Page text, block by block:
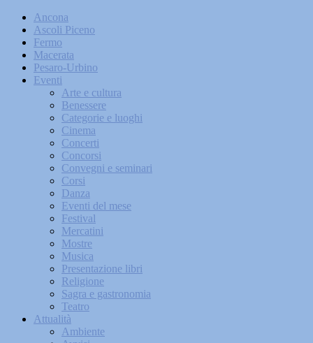
Ancona
Ascoli Piceno
Fermo
Macerata
Pesaro-Urbino
Eventi
Arte e cultura
Benessere
Categorie e luoghi
Cinema
Concerti
Concorsi
Convegni e seminari
Corsi
Danza
Eventi del mese
Festival
Mercatini
Mostre
Musica
Presentazione libri
Religione
Sagra e gastronomia
Teatro
Attualità
Ambiente